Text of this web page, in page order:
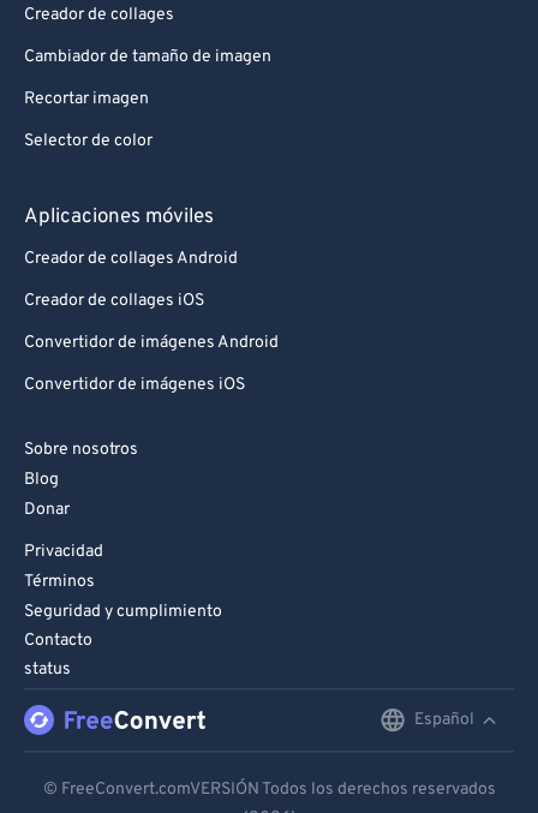
Creador de collages
Cambiador de tamaño de imagen
Recortar imagen
Selector de color
Aplicaciones móviles
Creador de collages Android
Creador de collages iOS
Convertidor de imágenes Android
Convertidor de imágenes iOS
Sobre nosotros
Blog
Donar
Privacidad
Términos
Seguridad y cumplimiento
Contacto
status
Español
© FreeConvert.comVERSIÓN Todos los derechos reservados